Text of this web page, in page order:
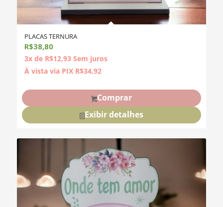
PLACAS TERNURA
R$38,80
3x de R$12,93 Sem juros
À vista via PIX R$34,92
Comprar
Exibir detalhes